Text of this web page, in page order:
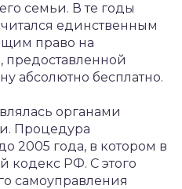
семьи. В те годы
единственным
право на
предоставленной
абсолютно бесплатно.
органами
Процедура
2005 года, в котором в
РФ. С этого
самоуправления